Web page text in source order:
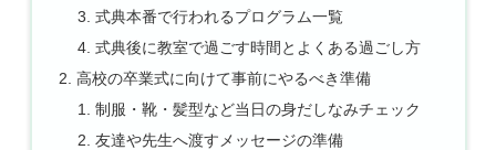
式典本番で行われるプログラム一覧
式典後に教室で過ごす時間とよくある過ごし方
高校の卒業式に向けて事前にやるべき準備
制服・靴・髪型など当日の身だしなみチェック
友達や先生へ渡すメッセージの準備